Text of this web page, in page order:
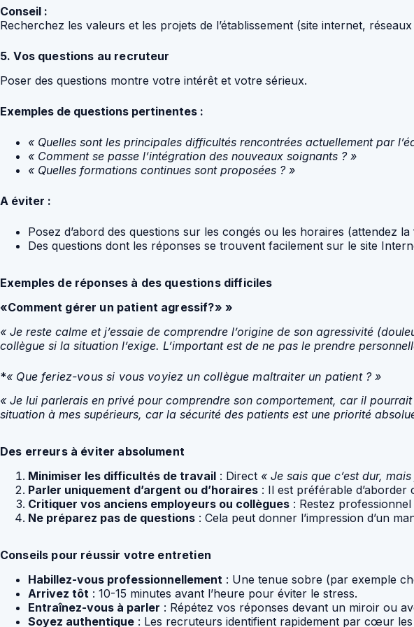
Conseil :
Recherchez les valeurs et les projets de l’établissement (site internet,
5. Vos questions au recruteur
Poser des questions montre votre intérêt et votre sérieux.
Exemples de questions pertinentes :
« Quelles sont les principales difficultés rencontrées actuellement par
« Comment se passe l’intégration des nouveaux soignants ? »
« Quelles formations continues sont proposées ? »
A éviter :
Posez d’abord des questions sur les congés ou les horaires (attendez la
Des questions dont les réponses se trouvent facilement sur le site
Exemples de réponses à des questions difficiles
«Comment gérer un patient agressif?» »
« Je reste calme et j’essaie de comprendre l’origine de son agressivité
collègue si la situation l’exige. L’important est de ne pas le prendre
*« Que feriez-vous si vous voyiez un collègue maltraiter un patient ? »
« Je lui parlerais en privé pour comprendre son comportement, car il
situation à mes supérieurs, car la sécurité des patients est une priorité
Des erreurs à éviter absolument
Minimiser les difficultés de travail : Direct « Je sais que c’est dur,
Parler uniquement d’argent ou d’horaires : Il est préférable
Critiquer vos anciens employeurs ou collègues : Restez
Ne préparez pas de questions : Cela peut donner l’impression d’un
Conseils pour réussir votre entretien
Habillez-vous professionnellement : Une tenue sobre (par exemple
Arrivez tôt : 10-15 minutes avant l’heure pour éviter le stress.
Entraînez-vous à parler : Répétez vos réponses devant un miroir ou
Soyez authentique : Les recruteurs identifient rapidement par cœur